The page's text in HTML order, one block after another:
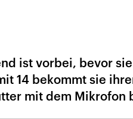
ist vorbei, bevor
14 bekommt sie
mit dem Mikrofon